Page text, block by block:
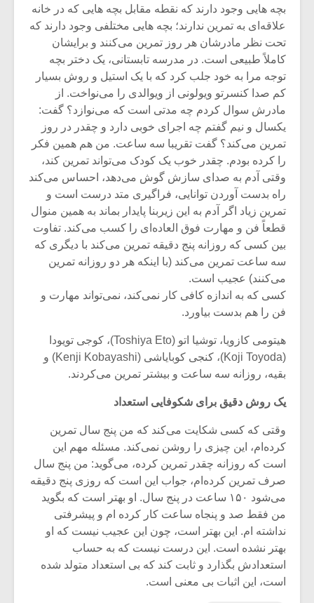
بچه ‌هایی وجود دارند که نقطه مقابل بچه ‌هایی که در خانه
علاقه‌ای به تمرین ندارند؛ بچه‌ هایی مختلفی وجود دارند که
تحت نظر مادرشان هر روز تمرین می‌کنند و برایشان
کاملاً طبیعی است. در مدرسه تابستانی، یک دختر بچه
توجه مرا به خود جلب کرد که با یک استیل و روش بسیار
کم صدا کنسرتو ویولونی از ویوالدی را می‌نواخت. از
مادرش سوال کردم چه مدتی است که می‌نوازد؟ گفت:
یکسال و نیم گفتم چه اجرای خوبی دارد و چقدر در روز
تمرین می‌کند؟ گفت تقریبا سه ساعت. من هم همین فکر
را کرده بودم. چقدر خوب یک کودک می‌تواند تمرین کند،
وقتی آدم به صدای سازش گوش می‌دهد، احساس می‌کند
راه بدست آوردن توانایی، فراگیری متد درست است و
تمرین زیاد اگر آدم به این زیربنا پایدار بماند به همین منوال
قطعاً فن و مهارت فوق ‌العاده‌ای را کسب می‌کند. تفاوت
بین کسی که روزانه پنج دقیقه تمرین می‌کند با دیگری که
سه ساعت تمرین می‌کند (با اینکه هر دو روزانه تمرین
می‌کنند) عجیب است.
کسی که به اندازه کافی کار نمی‌کند، نمی‌تواند مهارت و
فن را هم بدست بیاورد.
هیتومی‌ کازویا، توشیا اتو (Toshiya Eto)، کوجی تویودا
(Koji Toyoda)، کنجی کوبایاشی (Kenji Kobayashi) و
بقیه، روزانه سه ساعت و بیشتر تمرین می‌کردند.
یک روش دقیق برای شکوفایی استعداد
وقتی که کسی شکایت می‌کند که من پنج سال تمرین
کرده‌ام، این چیزی را روشن نمی‌کند. مسئله مهم این
است که روزانه چقدر تمرین کرده، می‌گوید: من پنج سال
صرف تمرین کرده‌ام، جواب این است که روزی پنج دقیقه
می‌شود ۱۵۰ ساعت در پنج سال. او بهتر است که بگوید
من فقط صد و پنجاه ساعت کار کرده ام و پیشرفتی
نداشته ام. این بهتر است، چون این عجیب نیست که او
بهتر نشده است. این درست نیست که به حساب
استعدادش بگذارد و ثابت کند که بی استعداد متولد شده
است، این اثبات بی معنی است.
میکلوش روژا
یادداشتی بر موسیقی
متن فیلم «متری
شیش و نیم»
مشهورترین باشی،
بدنام ترین باش
موریس ژار
برگزار